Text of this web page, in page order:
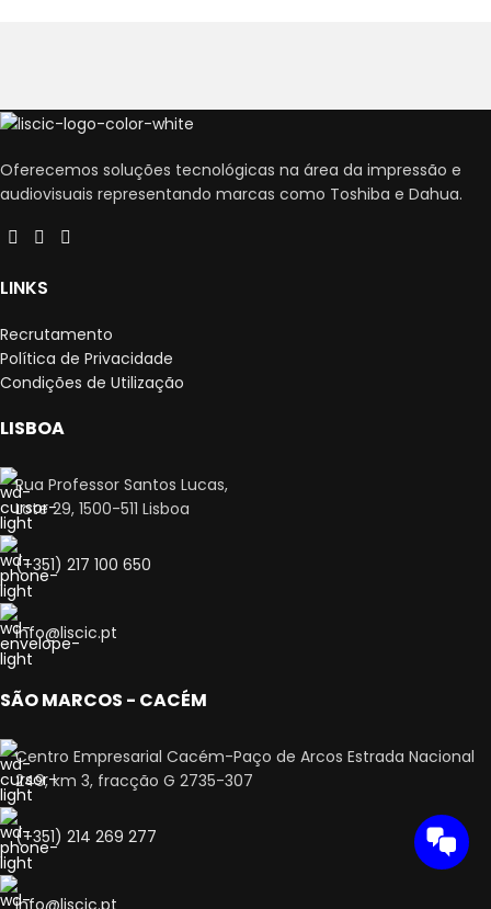
Oferecemos soluções tecnológicas na área da impressão e
audiovisuais representando marcas como Toshiba e Dahua.
LINKS
Recrutamento
Política de Privacidade
Condições de Utilização
LISBOA
Rua Professor Santos Lucas,
Lote 29, 1500-511 Lisboa
(+351) 217 100 650
info@liscic.pt
SÃO MARCOS - CACÉM
Centro Empresarial Cacém-Paço de Arcos Estrada Nacional
249, km 3, fracção G 2735-307
(+351) 214 269 277
info@liscic.pt